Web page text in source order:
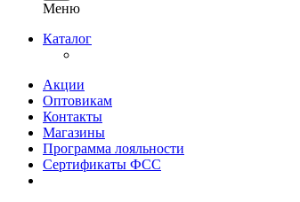
Меню
Каталог
Акции
Оптовикам
Контакты
Магазины
Программа лояльности
Сертификаты ФСС